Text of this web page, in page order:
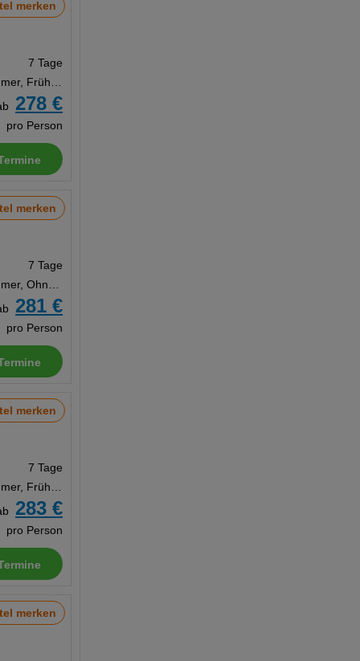
merken
7 Tage
Doppelzimmer, Frühstück
278 €
pro Person
merken
7 Tage
Doppelzimmer, Ohne Verpflegung
281 €
pro Person
merken
7 Tage
Doppelzimmer, Frühstück
283 €
pro Person
merken